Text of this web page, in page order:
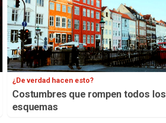
¿De verdad hacen esto?
Costumbres que rompen todos los
esquemas